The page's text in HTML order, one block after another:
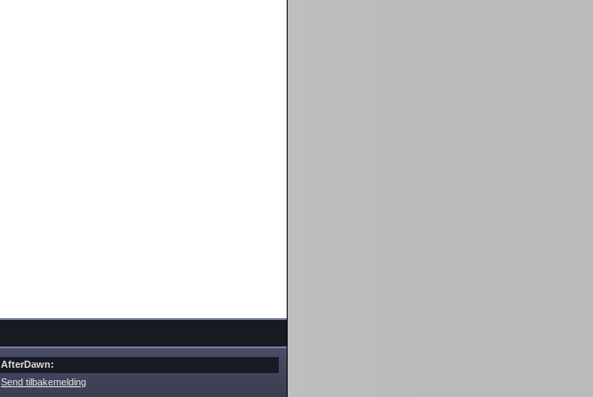
AfterDawn:
Send tilbakemelding